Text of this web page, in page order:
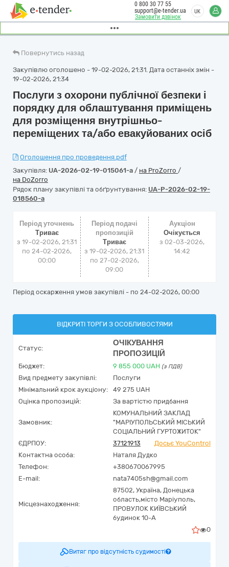
Замовити дзвінок
0 800 30 77 55
support@e-tender.ua
UK
Повернутись назад
Закупівлю оголошено - 19-02-2026, 21:31. Дата останніх змін -
19-02-2026, 21:34
Послуги з охорони публічної безпеки і
порядку для облаштування приміщень
для розміщення внутрішньо-
переміщених та/або евакуйованих осіб
Оголошення про проведення.pdf
Закупівля: UA-2026-02-19-015061-a / на ProZorro /
на DoZorro
Рядок плану закупівлі та обґрунтування: UA-P-2026-02-19-
018560-a
Період уточнень
Триває
з 19-02-2026, 21:31
по 24-02-2026,
00:00
Період подачі
пропозицій
Триває
з 19-02-2026, 21:31
по 27-02-2026,
09:00
Аукціон
Очікується
з 02-03-2026,
14:42
Період оскарження умов закупівлі - по 24-02-2026, 00:00
ВІДКРИТІ ТОРГИ З ОСОБЛИВОСТЯМИ
Статус:
ОЧІКУВАННЯ
ПРОПОЗИЦІЙ
Бюджет: 9 855 000 UAH (з ПДВ)
Вид предмету закупівлі:
Послуги
Мінімальний крок аукціону:
49 275 UAH
Оцінка пропозицій:
За вартістю придбання
Замовник:
КОМУНАЛЬНИЙ ЗАКЛАД
"МАРІУПОЛЬСЬКИЙ МІСЬКИЙ
СОЦІАЛЬНИЙ ГУРТОЖИТОК"
ЄДРПОУ:
37121913
Досьє YouControl
Контактна особа:
Наталя Дудко
Телефон:
+380670067995
E-mail:
nata7405sh@gmail.com
Місцезнаходження:
87502, Україна, Донецька
область,місто Маріуполь,
ПРОВУЛОК КИЇВСЬКИЙ
будинок 10-А
0
Витяг про відсутність судимості